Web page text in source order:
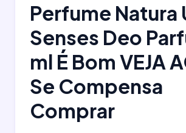
Perfume Natura
Senses Deo
ml É Bom VEJA
Se Compensa
Comprar